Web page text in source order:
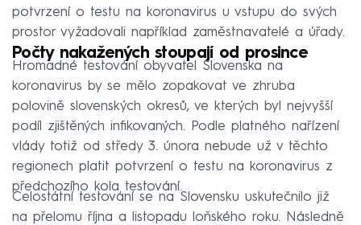
potvrzení o testu na koronavirus u vstupu do svých
prostor vyžadovali například zaměstnavatelé a úřady.
Počty nakažených stoupají od prosince
Hromadné testování obyvatel Slovenska na
koronavirus by se mělo zopakovat ve zhruba
polovině slovenských okresů, ve kterých byl nejvyšší
podíl zjištěných infikovaných. Podle platného nařízení
vlády totiž od středy 3. února nebude už v těchto
regionech platit potvrzení o testu na koronavirus z
předchozího kola testování.
Celostátní testování se na Slovensku uskutečnilo již
na přelomu října a listopadu loňského roku. Následně